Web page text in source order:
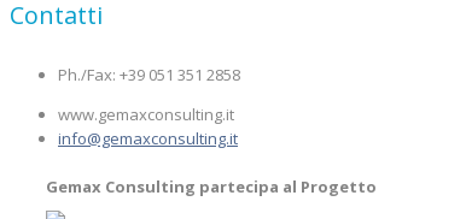
Contatti
Ph./Fax: +39 051 351 2858
www.gemaxconsulting.it
info@gemaxconsulting.it
Gemax Consulting partecipa al Progetto